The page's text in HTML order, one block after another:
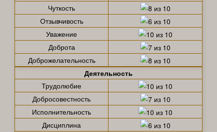
Чуткость
Отзывчивость
Уважение
Доброта
Доброжелательность
Деятельность
Трудолюбие
Добросовестность
Исполнительность
Дисциплина